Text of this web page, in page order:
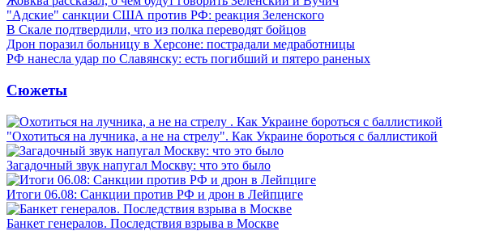
"Адские" санкции США против РФ: реакция Зеленского
В Скале подтвердили, что из полка переводят бойцов
Дрон поразил больницу в Херсоне: пострадали медработницы
РФ нанесла удар по Славянску: есть погибший и пятеро раненых
Сюжеты
"Охотиться на лучника, а не на стрелу". Как Украине бороться с баллистикой
Загадочный звук напугал Москву: что это было
Итоги 06.08: Санкции против РФ и дрон в Лейпциге
Банкет генералов. Последствия взрыва в Москве